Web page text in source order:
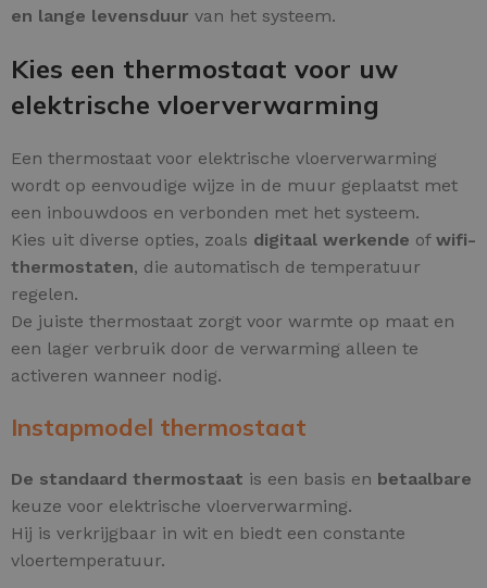
en lange levensduur van het systeem.
Kies een thermostaat voor uw
elektrische vloerverwarming
Een thermostaat voor elektrische vloerverwarming
wordt op eenvoudige wijze in de muur geplaatst met
een inbouwdoos en verbonden met het systeem.
Kies uit diverse opties, zoals digitaal werkende of wifi-
thermostaten, die automatisch de temperatuur
regelen.
De juiste thermostaat zorgt voor warmte op maat en
een lager verbruik door de verwarming alleen te
activeren wanneer nodig.
Instapmodel thermostaat
De standaard thermostaat is een basis en betaalbare
keuze voor elektrische vloerverwarming.
Hij is verkrijgbaar in wit en biedt een constante
vloertemperatuur.